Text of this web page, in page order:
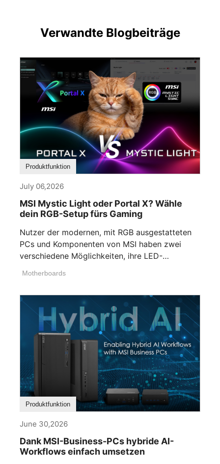
Verwandte Blogbeiträge
Produktfunktion
July 06,2026
MSI Mystic Light oder Portal X? Wähle
dein RGB-Setup fürs Gaming
Nutzer der modernen, mit RGB ausgestatteten
PCs und Komponenten von MSI haben zwei
verschiedene Möglichkeiten, ihre LED-
Motherboards
Produktfunktion
June 30,2026
Dank MSI-Business-PCs hybride AI-
Workflows einfach umsetzen